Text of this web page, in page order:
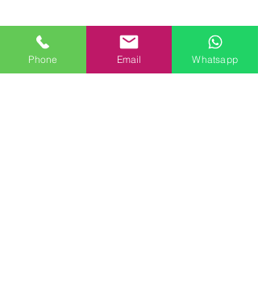
Phone Email Whatsapp